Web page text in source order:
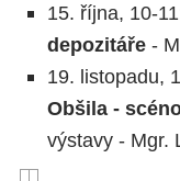
15. října, 10-
depozitáře -
19. listopadu,
Obšila -
výstavy - Mgr.